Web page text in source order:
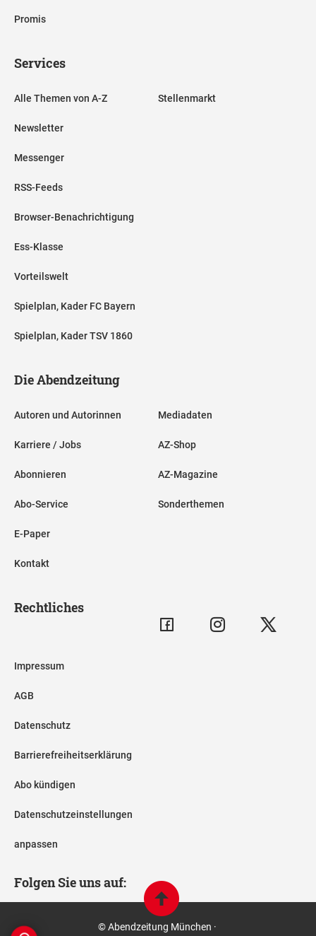
Promis
Services
Alle Themen von A-Z
Newsletter
Messenger
RSS-Feeds
Browser-Benachrichtigung
Ess-Klasse
Vorteilswelt
Spielplan, Kader FC Bayern
Spielplan, Kader TSV 1860
Stellenmarkt
Die Abendzeitung
Autoren und Autorinnen
Karriere / Jobs
Abonnieren
Abo-Service
E-Paper
Kontakt
Mediadaten
AZ-Shop
AZ-Magazine
Sonderthemen
Rechtliches
Impressum
AGB
Datenschutz
Barrierefreiheitserklärung
Abo kündigen
Datenschutzeinstellungen
anpassen
Folgen Sie uns auf:
© Abendzeitung München ·